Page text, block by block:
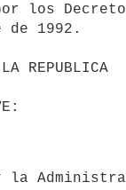
los
de 1992.